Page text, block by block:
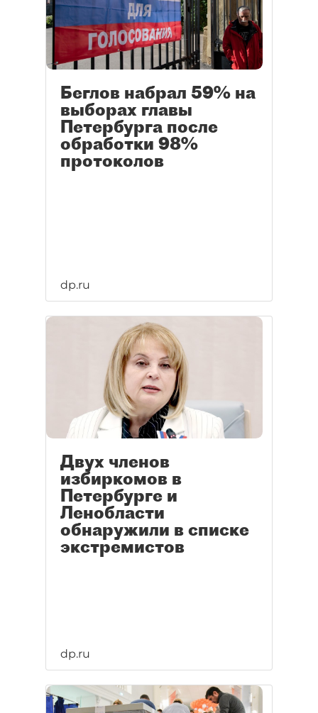
Беглов набрал 59% на
выборах главы
Петербурга после
обработки 98%
протоколов
dp.ru
Двух членов
избиркомов в
Петербурге и
Ленобласти
обнаружили в списке
экстремистов
dp.ru